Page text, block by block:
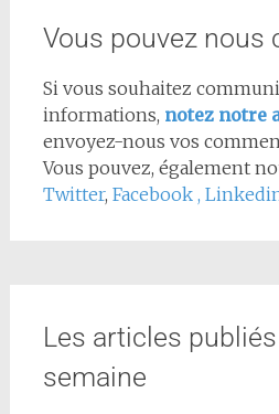
Vous pouvez nous
Si vous souhaitez
informations, notez notre
envoyez-nous vos
Vous pouvez, également
Twitter, Facebook ,
Les articles
semaine